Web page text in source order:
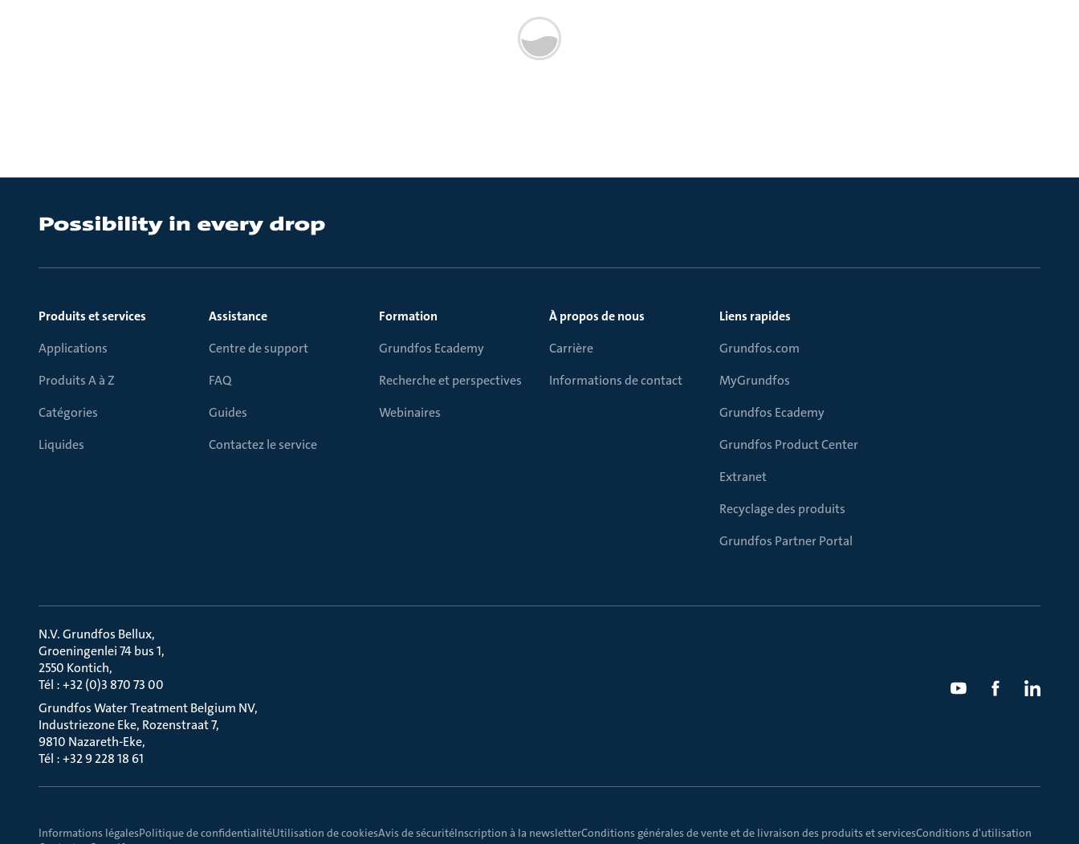
Produits et services
Applications
Produits A à Z
Catégories
Liquides
Assistance
Centre de support
FAQ
Guides
Contactez le service
Formation
Grundfos Ecademy
Recherche et perspectives
Webinaires
À propos de nous
Carrière
Informations de contact
Liens rapides
Grundfos.com
MyGrundfos
Grundfos Ecademy
Grundfos Product Center
Extranet
Recyclage des produits
Grundfos Partner Portal
N.V. Grundfos Bellux
Groeningenlei 74 bus 1
2550 Kontich
Tél : +32 (0)3 870 73 00
Grundfos Water Treatment Belgium NV
Industriezone Eke, Rozenstraat 7
9810 Nazareth-Eke
Tél : +32 9 228 18 61
Informations légalesPolitique de confidentialitéUtilisation de cookiesAvis de sécuritéInscription à la newsletterConditions générales de vente et de livraison des produits et servicesConditions d'utilisation